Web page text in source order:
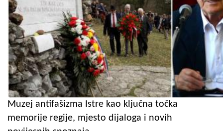
Muzej antifašizma Istre kao ključna točka
memorije regije, mjesto dijaloga i novih